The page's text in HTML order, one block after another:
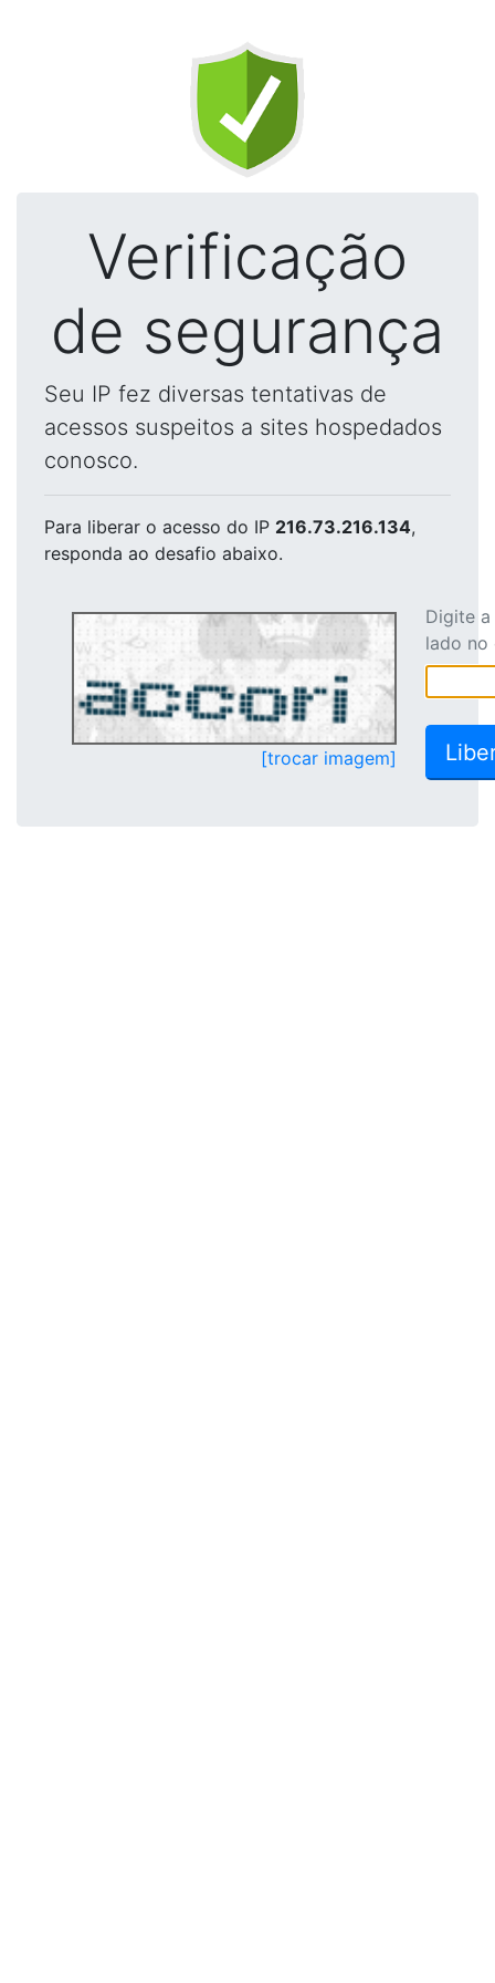
Verificação
de segurança
Seu IP fez diversas tentativas de
acessos suspeitos a sites hospedados
conosco.
Para liberar o acesso do IP 216.73.216.134,
responda ao desafio abaixo.
[trocar imagem]
Digite
lado no